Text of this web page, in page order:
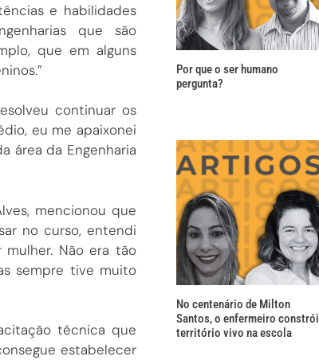
e habilidades
que são
que em alguns
continuar os
eu me apaixonei
área da Engenharia
mencionou que
no curso, entendi
Não era tão
sempre tive muito
técnica que
estabelecer
Por que o ser humano
pergunta?
No centenário de Milton
Santos, o enfermeiro constrói
território vivo na escola